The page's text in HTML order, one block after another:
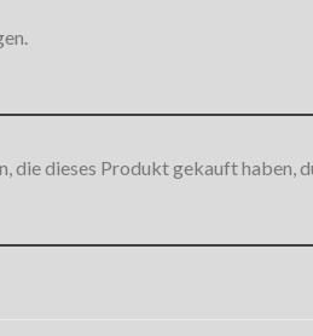
die dieses Produkt gekauft haben,